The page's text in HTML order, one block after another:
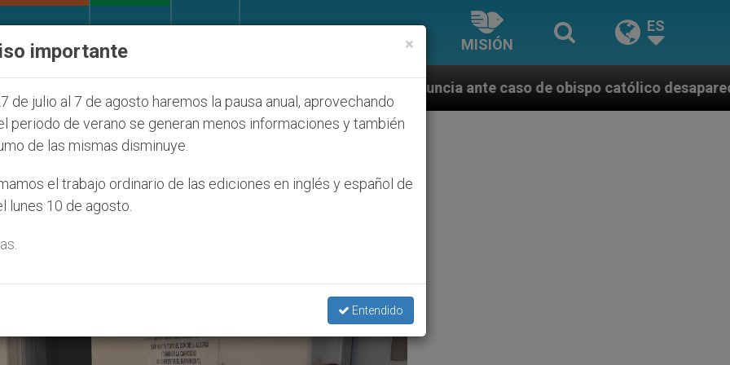
MISIÓN
ES
Seúl 2027 ONU se pronuncia ante caso de obispo católico desaparecido por la dictadura
Amazónicas’
×
importante
de julio al 7 de agosto haremos la pausa anual, aprovechando
periodo de verano se generan menos informaciones y también
de las mismas disminuye.
el trabajo ordinario de las ediciones en inglés y español de
lunes 10 de agosto.
Entendido